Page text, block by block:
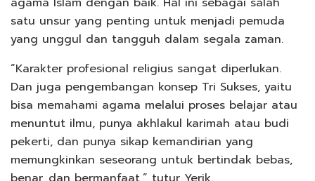
satu unsur yang penting untuk menjadi pemuda
yang unggul dan tangguh dalam segala zaman.
“Karakter profesional religius sangat diperlukan.
Dan juga pengembangan konsep Tri Sukses, yaitu
bisa memahami agama melalui proses belajar atau
menuntut ilmu, punya akhlakul karimah atau budi
pekerti, dan punya sikap kemandirian yang
memungkinkan seseorang untuk bertindak bebas,